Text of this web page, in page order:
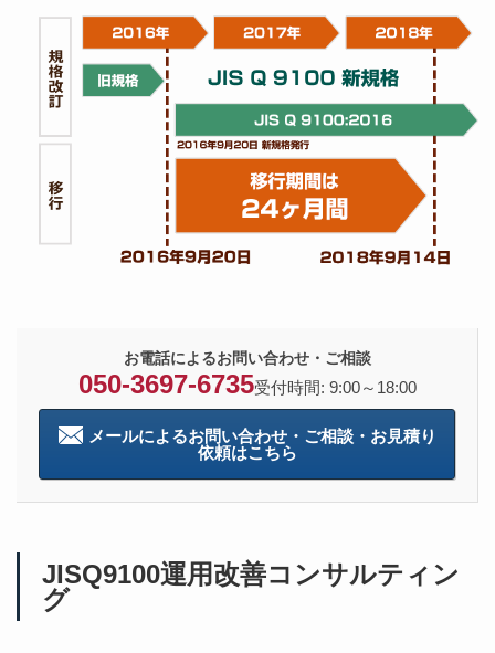
お電話によるお問い合わせ・ご相談
050-3697-6735受付時間: 9:00～18:00
メールによるお問い合わせ・ご相談・お見積り
依頼はこちら
JISQ9100運用改善コンサルティン
グ